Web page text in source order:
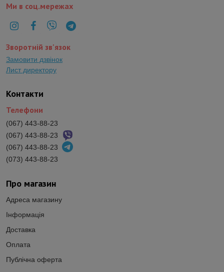
Про магазин
Адреса магазину
Інформація
Доставка
Оплата
Публічна оферта
Контакти
Телефони
(067) 443-88-23
(067) 443-88-23
(067) 443-88-23
(073) 443-88-23
Ми в соц.мережах
Зворотній зв'язок
Замовити дзвінок
Лист директору